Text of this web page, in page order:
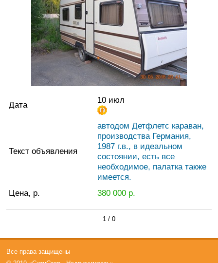
Дата 10 июл
Текст объявления
автодом Детфлетс караван,
производства Германия,
1987 г.в., в идеальном
состоянии, есть все
необходимое, палатка также
имеется.
Цена, р.
380 000р.
1 / 0
Все права защищены